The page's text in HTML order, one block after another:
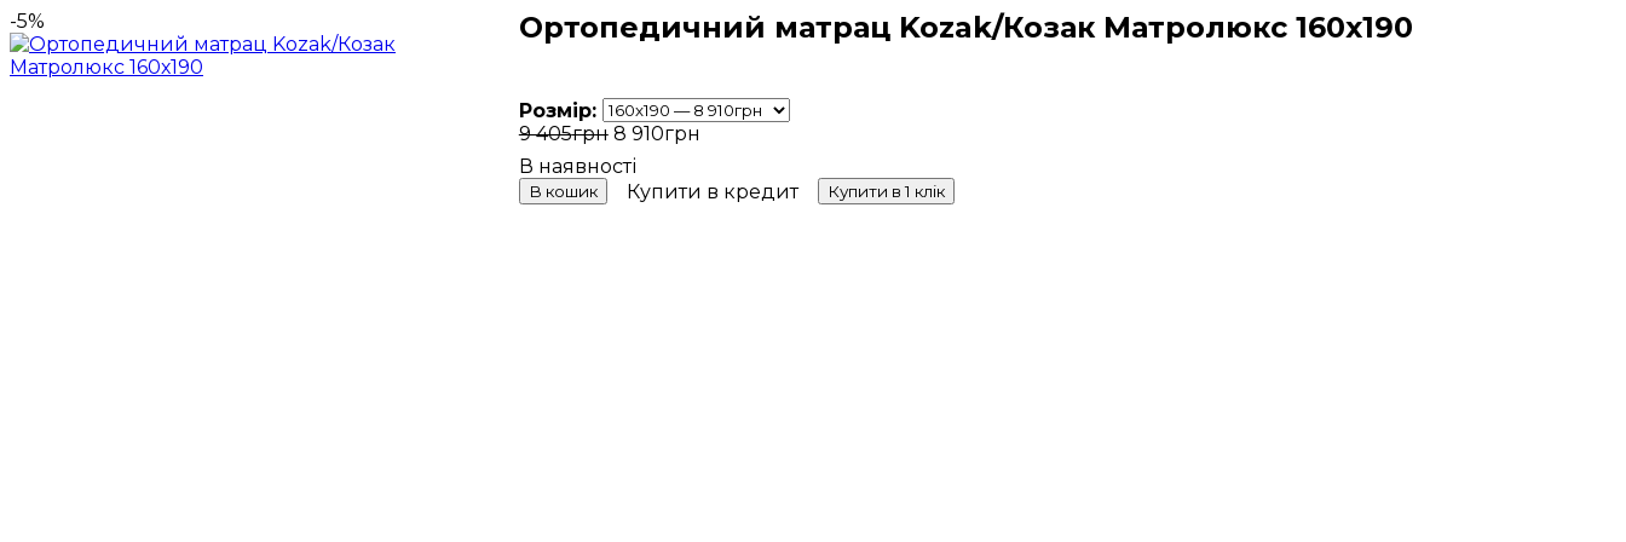
-5% Ортопедичний матрац Kozak/Козак Матролюкс 160х190
Розмір:
9 405грн 8 910грн
В кошик Купити в кредит Купити в 1 клік